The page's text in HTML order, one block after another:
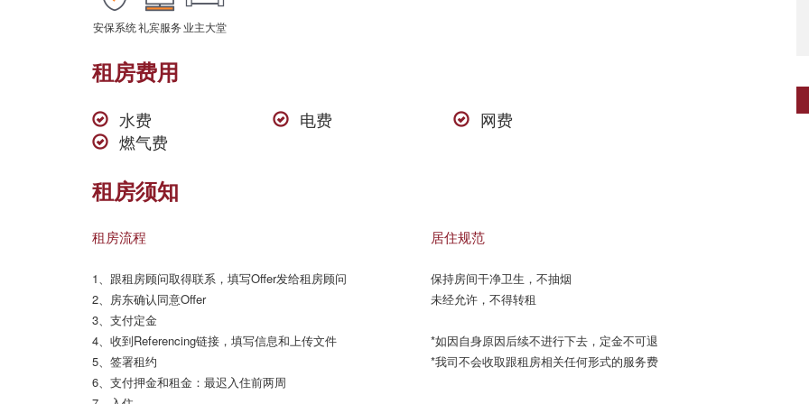
安保系统礼宾服务业主大堂
租房费用
水费 电费
网费
燃气费
租房须知
租房流程
1、跟租房顾问取得联系，填写Offer发给租房顾问
2、房东确认同意Offer
3、支付定金
4、收到Referencing链接，填写信息和上传文件
5、签署租约
6、支付押金和租金：最迟入住前两周
居住规范
保持房间干净卫生，不抽烟
未经允许，不得转租
*如因自身原因后续不进行下去，定金不可退
*我司不会收取跟租房相关任何形式的服务费